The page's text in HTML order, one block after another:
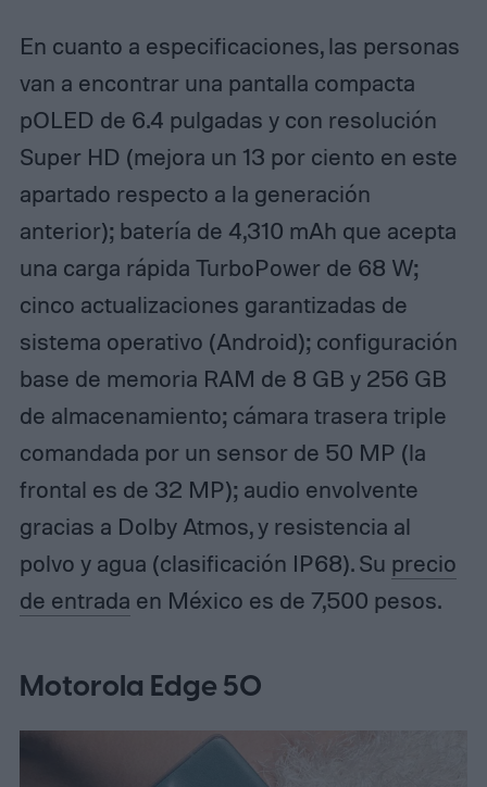
En cuanto a especificaciones, las personas
van a encontrar una pantalla compacta
pOLED de 6.4 pulgadas y con resolución
Super HD (mejora un 13 por ciento en este
apartado respecto a la generación
anterior); batería de 4,310 mAh que acepta
una carga rápida TurboPower de 68 W;
cinco actualizaciones garantizadas de
sistema operativo (Android); configuración
base de memoria RAM de 8 GB y 256 GB
de almacenamiento; cámara trasera triple
comandada por un sensor de 50 MP (la
frontal es de 32 MP); audio envolvente
gracias a Dolby Atmos, y resistencia al
polvo y agua (clasificación IP68). Su precio
de entrada en México es de 7,500 pesos.
Motorola Edge 50